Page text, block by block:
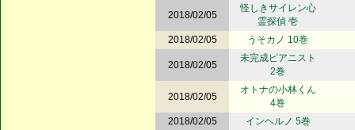
2018/02/05
怪しきサイレン心
霊探偵 壱
2018/02/05
うそカノ 10巻
2018/02/05
未完成ピアニスト
2巻
2018/02/05
オトナの小林くん
4巻
2018/02/05
インヘルノ 5巻